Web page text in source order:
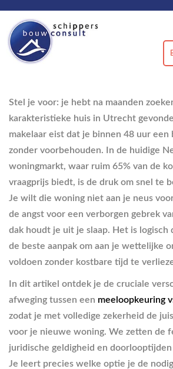
Stel je voor: je hebt na maanden
karakteristieke huis in Utrecht
makelaar eist dat je binnen 48 uur
zonder voorbehouden. In de huidige
woningmarkt, waar ruim 65% van de
vraagprijs biedt, is de druk om snel te
Je wilt die woning niet aan je neus
de angst voor een verborgen gebrek
dak houdt je uit je slaap. Het is
de beste aanpak om aan je wettelijke
voldoen zonder kostbare tijd te
In dit artikel ontdek je de cruciale
afweging tussen een meeloopkeuring
zodat je met volledige zekerheid de
voor je nieuwe woning. We zetten de
juridische geldigheid en
Je leert precies welke optie je de